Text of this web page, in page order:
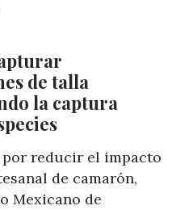
de talla
la captura
reducir el impacto
de camarón,
Mexicano de